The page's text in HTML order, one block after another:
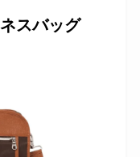
スバッグ